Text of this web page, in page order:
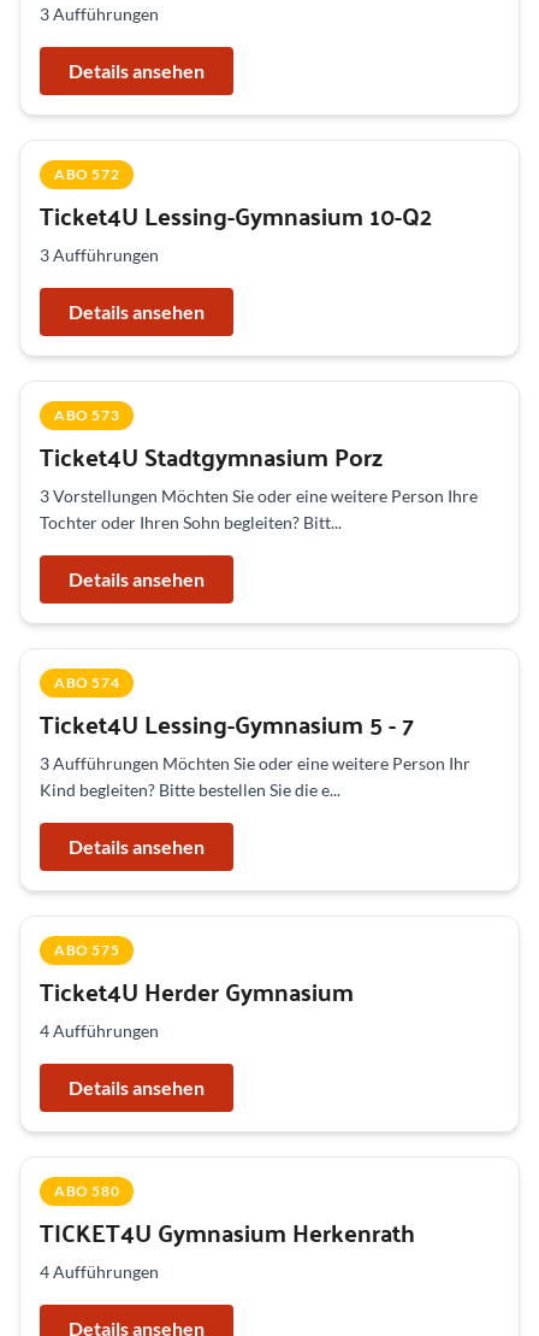
3 Aufführungen
Details ansehen
ABO 572
Ticket4U Lessing-Gymnasium 10-Q2
3 Aufführungen
Details ansehen
ABO 573
Ticket4U Stadtgymnasium Porz
3 Vorstellungen Möchten Sie oder eine weitere Person Ihre
Tochter oder Ihren Sohn begleiten? Bitt...
Details ansehen
ABO 574
Ticket4U Lessing-Gymnasium 5 - 7
3 Aufführungen Möchten Sie oder eine weitere Person Ihr
Kind begleiten? Bitte bestellen Sie die e...
Details ansehen
ABO 575
Ticket4U Herder Gymnasium
4 Aufführungen
Details ansehen
ABO 580
TICKET4U Gymnasium Herkenrath
4 Aufführungen
Details ansehen